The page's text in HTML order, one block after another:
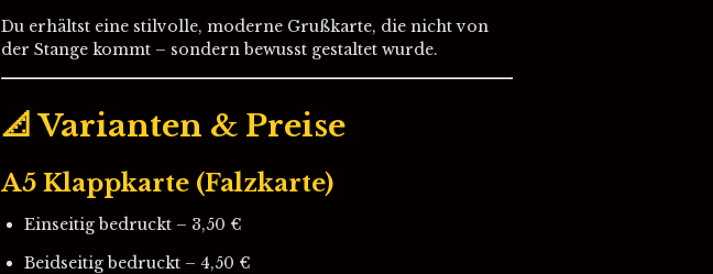
Du erhältst eine stilvolle, moderne Grußkarte, die nicht von
der Stange kommt – sondern bewusst gestaltet wurde.
📐 Varianten & Preise
A5 Klappkarte (Falzkarte)
Einseitig bedruckt – 3,50 €
Beidseitig bedruckt – 4,50 €